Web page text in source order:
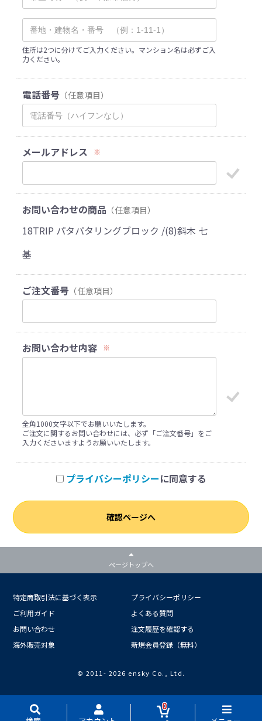
住所は2つに分けてご入力ください。マンション名は必ずご入
力ください。
電話番号 （任意項目）
メールアドレス ※
お問い合わせの商品 （任意項目）
18TRIP パタパタリングブロック /(8)斜木 七
基
ご注文番号 （任意項目）
お問い合わせ内容 ※
全角1000文字以下でお願いいたします。
ご注文に関するお問い合わせには、必ず「ご注文番号」をご
入力くださいますようお願いいたします。
プライバシーポリシーに同意する
確認ページへ
0
ページトップへ
特定商取引法に基づく表示
プライバシーポリシー
ご利用ガイド
よくある質問
お問い合わせ
注文履歴を確認する
海外販売対象
新規会員登録（無料）
© 2011- 2026 ensky Co., Ltd.